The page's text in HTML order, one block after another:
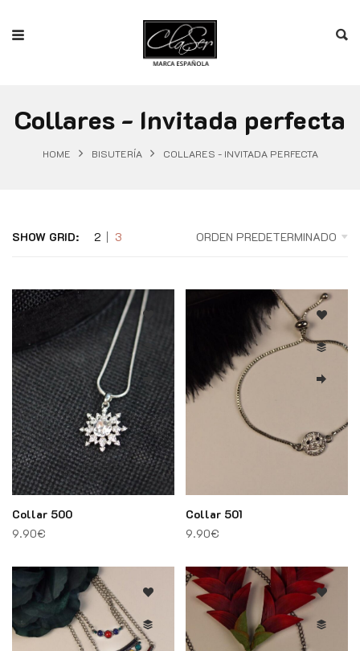
Collares - Invitada perfecta
HOME BISUTERÍA COLLARES - INVITADA PERFECTA
SHOW GRID: 2 3 ORDEN PREDETERMINADO
Collar 500
9.90€
Collar 501
9.90€